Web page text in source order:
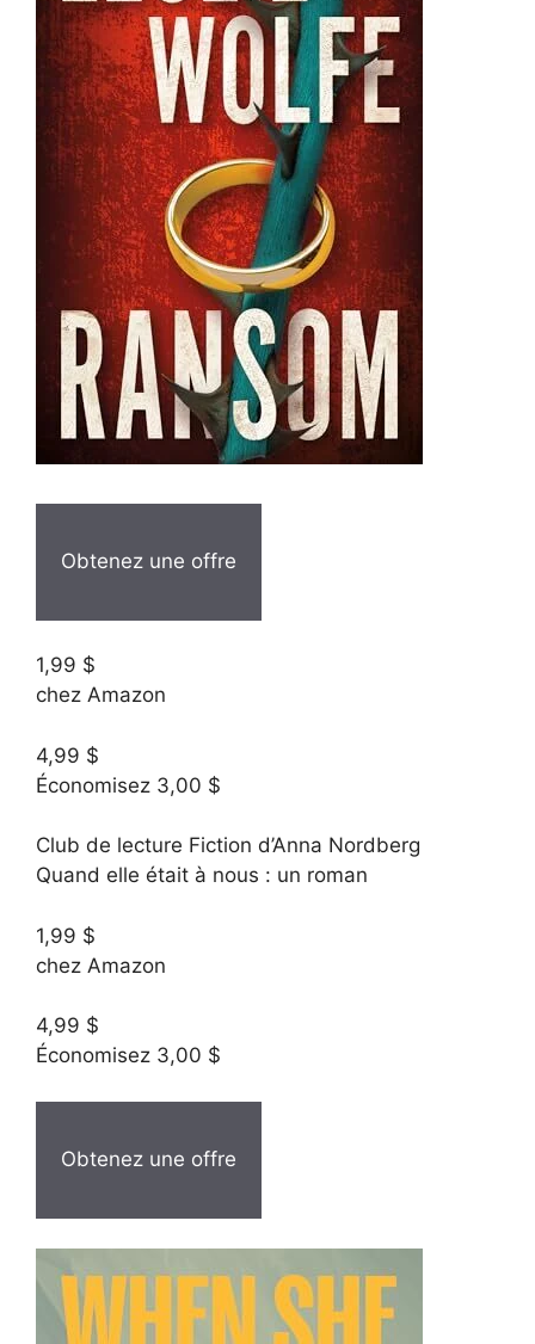
Obtenez une offre
1,99 $
chez Amazon
4,99 $
Économisez 3,00 $
Club de lecture Fiction d’Anna Nordberg
Quand elle était à nous : un roman
1,99 $
chez Amazon
4,99 $
Économisez 3,00 $
Obtenez une offre